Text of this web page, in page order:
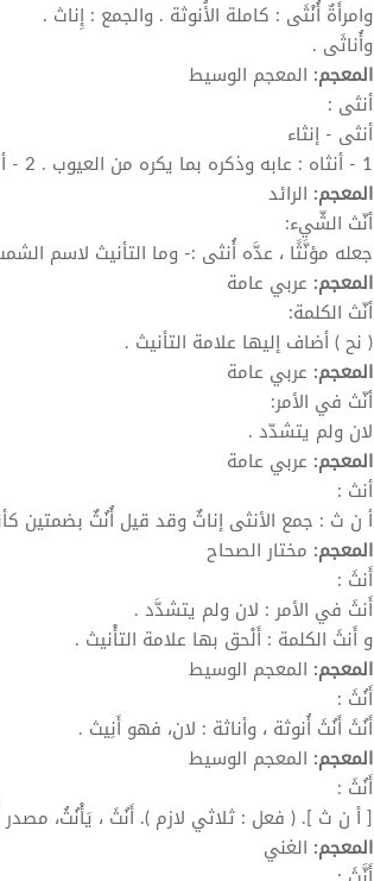
وامرأَةٌ أُنْثَى : كاملة الأُنوثة . والجمع : إِناث .
وأُناثَى .
المعجم: المعجم الوسيط
أنثى :
أنثى - إنثاء
1 - أنثاه : عابه وذكره بما يكره من العيوب . 2 -
المعجم: الرائد
أنّث الشّيء:
جعله مؤنَّثًا ، عدَّه أُنثى :- وما التأنيث لاسم
المعجم: عربي عامة
أنّث الكلمة:
( نح ) أضاف إليها علامة التأنيث .
المعجم: عربي عامة
أنّث في الأمر:
لان ولم يتشدّد .
المعجم: عربي عامة
أنث :
أ ن ث : جمع الأنثى إناثٌ وقد قيل أُنُثٌ بضمتين
المعجم: مختار الصحاح
أَنثَ :
أَنثَ في الأمر : لان ولم يتشدَّد .
و أَنثَ الكلمة : أَلْحق بها علامة التأْنيث .
المعجم: المعجم الوسيط
أَنُثَ :
أَنُثَ أَنُثَ أُنوثة ، وأناثة : لان، فهو أَنِيث .
المعجم: المعجم الوسيط
أَنُثَ :
[ أ ن ث ]. ( فعل : ثلاثي لازم ). أَنُثَ ، يَأْنُثُ، مصدر
المعجم: الغني